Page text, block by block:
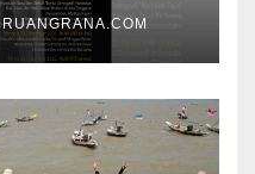
RUANGRANA.COM